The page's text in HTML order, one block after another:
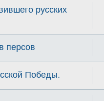
русских
персов
Победы.